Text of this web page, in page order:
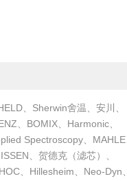
、Sherwin舍温、安川、
、BOMIX、Harmonic、
Spectroscopy、MAHLE
、贺德克（滤芯）、
、Hillesheim、Neo-Dyn、